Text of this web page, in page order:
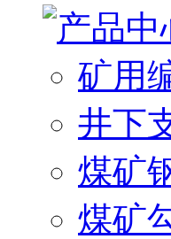
矿用
井下
煤矿
煤矿